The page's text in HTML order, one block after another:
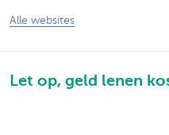
Alle websites
Let op, geld lenen